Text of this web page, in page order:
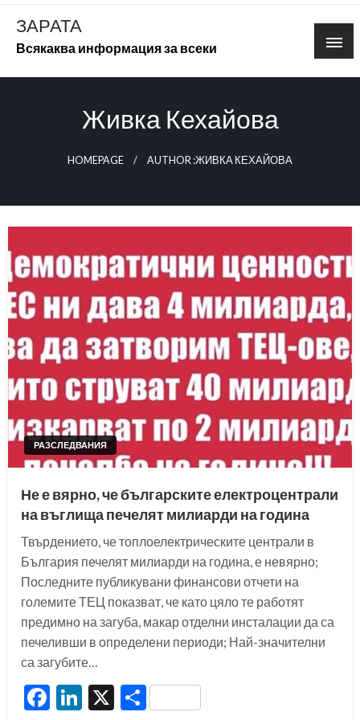
Skip
content
ЗАРАТА
Всякаква информация за всеки
Живка Кехайова
HOMEPAGE AUTHOR :ЖИВКА КЕХАЙОВА
РАЗСЛЕДВАНИЯ
Не е вярно, че българските електроцентрали
на въглища печелят милиарди на година
Твърдението, че топлоелектрическите централи в
България печелят милиарди на година, е невярно;
Последните публикувани финансови отчети на
големите ТЕЦ показват, че като цяло те работят
предимно на загуба, макар отделни инсталации да са
печеливши в определени периоди; Най-значителни
са загубите…
Facebook
LinkedIn
X Share